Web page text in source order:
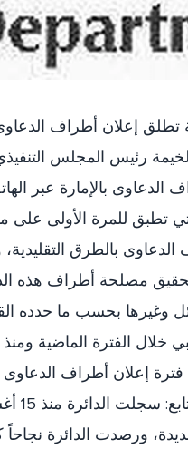
إعلان أطراف
رئيس المجلس
الدعاوى بالإمارة عبر
تطبق للمرة الأولى
بالطرق
مصلحة أطراف هذه
وغيرها بحسب ما حدده
خلال الفترة الماضية
ورصدت الدائرة